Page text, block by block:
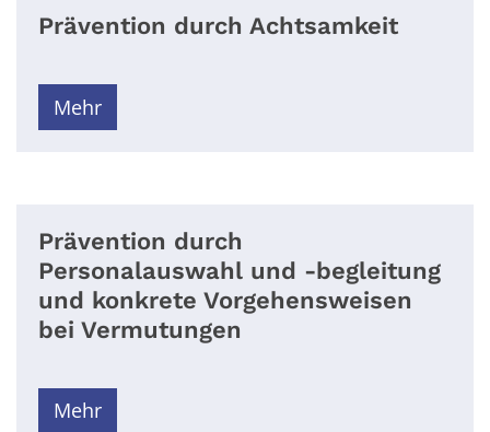
Prävention durch Achtsamkeit
Mehr
Prävention durch
Personalauswahl und -begleitung
und konkrete Vorgehensweisen
bei Vermutungen
Mehr